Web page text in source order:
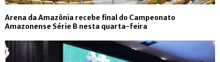
Arena da Amazônia recebe final do Campeonato
Amazonense Série B nesta quarta-feira